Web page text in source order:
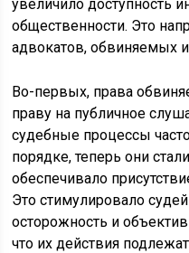
увеличило доступность
общественности. Это
адвокатов, обвиняемых
Во-первых, права
праву на публичное
судебные процессы
порядке, теперь они
обеспечивало
Это стимулировало
осторожность и
что их действия